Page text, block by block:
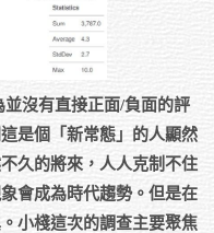
沒有直接正面/負面的評
是個「新常態」的人顯然
久的將來，人人克制不住
會成為時代趨勢。但是在
小棧這次的調查主要聚焦